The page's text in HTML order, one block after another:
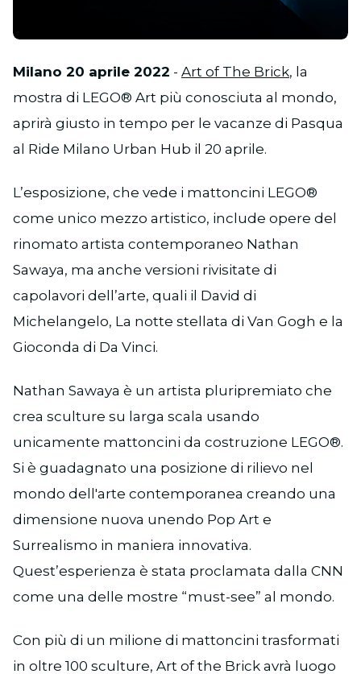
Milano 20 aprile 2022 - Art of The Brick, la
mostra di LEGO® Art più conosciuta al mondo,
aprirà giusto in tempo per le vacanze di Pasqua
al Ride Milano Urban Hub il 20 aprile.
L’esposizione, che vede i mattoncini LEGO®
come unico mezzo artistico, include opere del
rinomato artista contemporaneo Nathan
Sawaya, ma anche versioni rivisitate di
capolavori dell’arte, quali il David di
Michelangelo, La notte stellata di Van Gogh e la
Gioconda di Da Vinci.
Nathan Sawaya è un artista pluripremiato che
crea sculture su larga scala usando
unicamente mattoncini da costruzione LEGO®.
Si è guadagnato una posizione di rilievo nel
mondo dell'arte contemporanea creando una
dimensione nuova unendo Pop Art e
Surrealismo in maniera innovativa.
Quest’esperienza è stata proclamata dalla CNN
come una delle mostre “must-see” al mondo.
Con più di un milione di mattoncini trasformati
in oltre 100 sculture, Art of the Brick avrà luogo